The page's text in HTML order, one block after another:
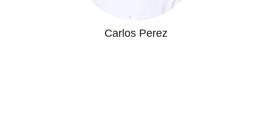
Carlos Perez